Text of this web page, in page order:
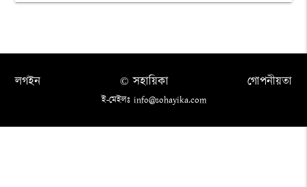
লগইন গোপনীয়তা
© সহায়িকা
ই-মেইলঃ info@sohayika.com